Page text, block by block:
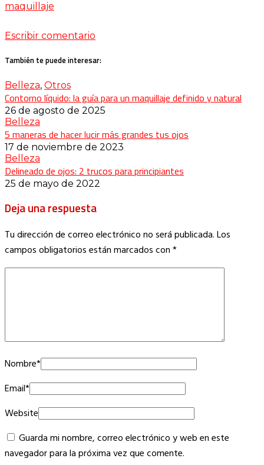
maquillaje
Escribir comentario
También te puede interesar:
Belleza, Otros
Contorno líquido: la guía para un maquillaje definido y natural
26 de agosto de 2025
Belleza
5 maneras de hacer lucir más grandes tus ojos
17 de noviembre de 2023
Belleza
Delineado de ojos: 2 trucos para principiantes
25 de mayo de 2022
Deja una respuesta
Tu dirección de correo electrónico no será publicada.Los
campos obligatorios están marcados con*
Nombre*
Email*
Website
Guarda mi nombre, correo electrónico y web en este
navegador para la próxima vez que comente.